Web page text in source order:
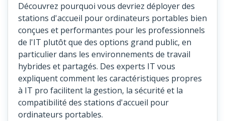
Découvrez pourquoi vous devriez déployer des
stations d'accueil pour ordinateurs portables bien
conçues et performantes pour les professionnels
de l'IT plutôt que des options grand public, en
particulier dans les environnements de travail
hybrides et partagés. Des experts IT vous
expliquent comment les caractéristiques propres
à IT pro facilitent la gestion, la sécurité et la
compatibilité des stations d'accueil pour
ordinateurs portables.